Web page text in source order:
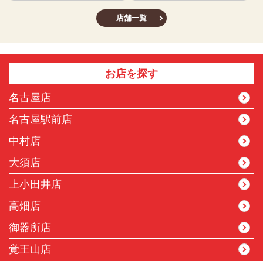
店舗一覧
お店を探す
名古屋店
名古屋駅前店
中村店
大須店
上小田井店
高畑店
御器所店
覚王山店